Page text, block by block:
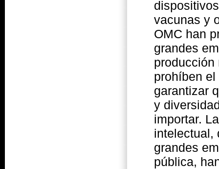
vacunas y
OMC han
grandes
producción
prohíben
garantizar
y
importar.
intelectual,
grandes
pública,